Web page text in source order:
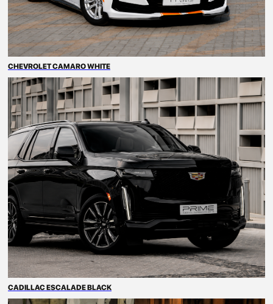
CHEVROLET CAMARO WHITE
CADILLAC ESCALADE BLACK